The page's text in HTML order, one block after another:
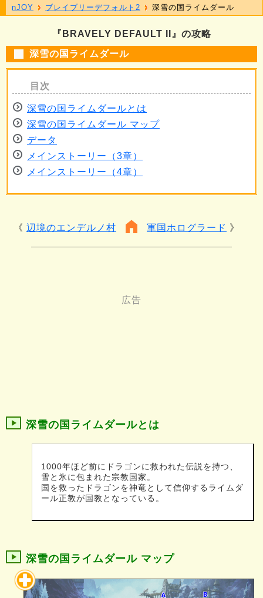
『BRAVELY DEFAULT II』の攻略
深雪の国ライムダール
深雪の国ライムダールとは
深雪の国ライムダール マップ
データ
メインストーリー（3章）
メインストーリー（4章）
辺境のエンデルノ村 軍国ホログラード
深雪の国ライムダールとは
1000年ほど前にドラゴンに救われた伝説を持つ、
雪と氷に包まれた宗教国家。
国を救ったドラゴンを神竜として信仰するライムダ
ール正教が国教となっている。
深雪の国ライムダール マップ
nJOY ブレイブリーデフォルト2 深雪の国ライムダール